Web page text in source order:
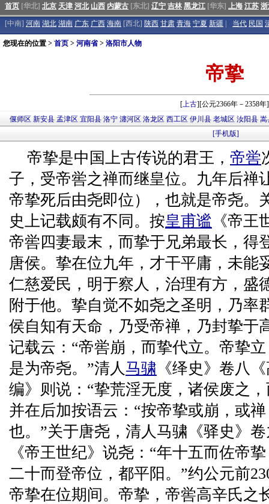
首页 [华北] 北京 天津 河北 山西 内蒙古 [东北] 辽宁 吉林 黑龙江 [华东] 上海 江苏
[中南] 河南 湖北 湖南 广东 广西 海南 [西北] 陕西 甘肃 青海 宁夏 新疆 当代 民国
您现在的位置 > 首页 > 河南省> 洛阳市人物
帝挚
[上古][公元2366年－2358年]
偃师区 新安县 孟津区 宜阳县 洛宁 瀍河区 洛龙区 西工区 伊川县 老城区 汝阳县 嵩
[手机版]
帝挚是中国上古传说的君王， 帝喾
子，受帝喾之禅而继皇位。九年后禅
帝挚死后由尧即位），也就是帝尧。
史上记载颇有不同。按皇甫谧 《帝
帝喾四妻最末，而挚于兄弟最长，得
唐侯。挚在位九年，才干平庸，未能
仁慈爱民，明于察人，治理有方，盛
附于他。挚自觉不如尧之圣明，乃率
侯自知有天命，乃受帝禅，乃封挚于
记载云：“帝喾崩，而挚代立。帝挚
是为帝尧。”清人马骕 《绎史》卷八
编》则说：“挚荒淫无度，诸侯废之
并在后加按语云：“按帝挚或崩，或
也。”关于唐尧，清人马骕《驿史》
《帝王世纪》说尧：“年十五而佐帝
二十而登帝位，都平阳。”约公元前
帝挚在位期间。帝挚，帝喾高辛氏之